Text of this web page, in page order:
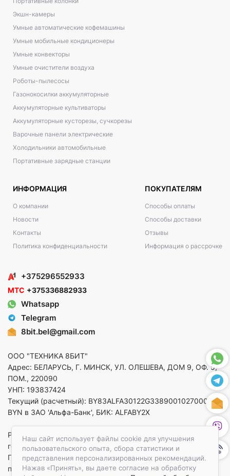
Наш сайт использует файлы cookie для улучшения
пользовательского опыта, сбора статистики и
представления персонализированных рекомендаций.
Нажав «Принять», вы даете согласие на обработку
Экшн-камеры
Умные автоматические кофемашины
Умные мобильные кондиционеры
Умные конвекторы
Умные очистители воздуха
Роботы-пылесосы
Газонокосилки аккумуляторные
Аккумуляторные культиваторы
Аккумуляторные кусторезы, сучкорезы
Варочные панели электрические
Холодильники автомобильные
Портативные зарядные станции
ИНФОРМАЦИЯ
О компании
Новости
Контакты
Политика конфиденциальности
ПОКУПАТЕЛЯМ
Способы оплаты
Способы доставки
Отзывы
Информация о рассрочке
+375296552933
МТС +375336882933
Whatsapp
Telegram
8bit.bel@gmail.com
ООО "ТЕХНИКА 8БИТ"
Адрес: БЕЛАРУСЬ, Г. МИНСК, УЛ. ОЛЕШЕВА, ДОМ 9, ОФ. 5,
ПОМ., 220090
УНП: 193837424
Текущий (расчетный): BY83ALFA30122G33890010270000 в
BYN в ЗАО 'Альфа-Банк', БИК: ALFABY2X
Регистрация в торговом реестре от 14.08.2025 Минский
горисполком
По вопросам защиты прав потребителей
приемная:+375173783412